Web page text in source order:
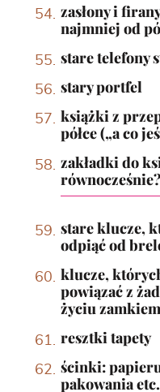
zasłony i
najmniej od
stare telefony
stary portfel
książki z
półce („a co
zakładki do
stare klucze,
odpiąć od
klucze,
powiązać z
życiu zamkiem
resztki tapety
ścinki:
pakowania etc.